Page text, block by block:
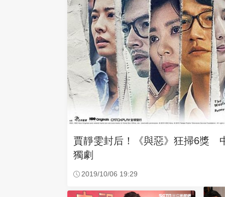
賈靜雯封后！《與惡》狂掃6獎
獨劇
2019/10/06 19:29